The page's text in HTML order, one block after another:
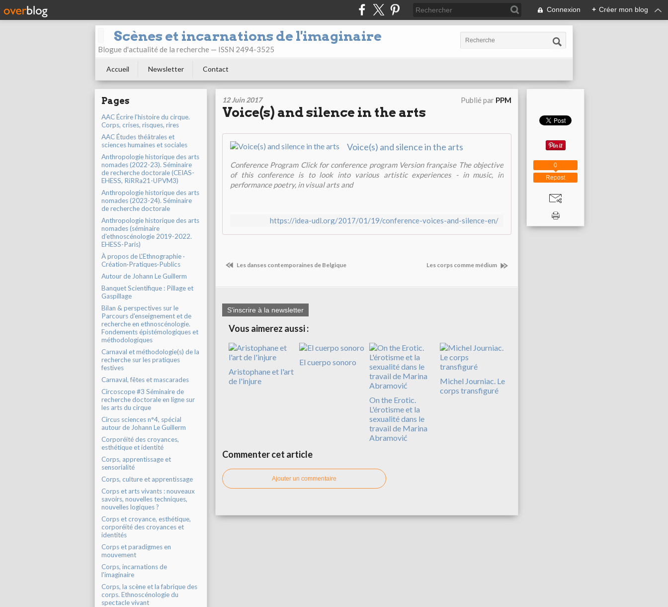
Connexion + Créer mon blog
Scènes et incarnations de l'imaginaire
Blogue d'actualité de la recherche — ISSN 2494-3525
Accueil Newsletter Contact
Pages
AAC Écrire l'histoire du cirque.
Corps, crises, risques, rires
AAC Études théâtrales et
sciences humaines et sociales
Anthropologie historique des arts
nomades (2022-23). Séminaire
de recherche doctorale (CEIAS-
EHESS, RiRRa21-UPVM3)
Anthropologie historique des arts
nomades (2023-24). Séminaire
de recherche doctorale
Anthropologie historique des arts
nomades (séminaire
d'ethnoscénologie 2019-2022.
EHESS-Paris)
À propos de L'Ethnographie ·
Création·Pratiques·Publics
Autour de Johann Le Guillerm
Banquet Scientifique : Pillage et
Gaspillage
Bilan & perspectives sur le
Parcours d'enseignement et de
recherche en ethnoscénologie.
Fondements épistémologiques et
méthodologiques
Carnaval et méthodologie(s) de la
recherche sur les pratiques
festives
Carnaval, fêtes et mascarades
Circoscope #3 Séminaire de
recherche doctorale en ligne sur
les arts du cirque
Circus sciences n°4, spécial
autour de Johann Le Guillerm
Corporéité des croyances,
esthétique et identité
Corps, apprentissage et
sensorialité
Corps, culture et apprentissage
Corps et arts vivants : nouveaux
savoirs, nouvelles techniques,
nouvelles logiques ?
Corps et croyance, esthétique,
corporéité des croyances et
identités
Corps et paradigmes en
mouvement
Corps, incarnations de
l'imaginaire
Corps, la scène et la fabrique des
corps. Ethnoscénologie du
spectacle vivant
12 Juin 2017 Publié par PPM
Voice(s) and silence in the arts
Voice(s) and silence in the arts
Conference Program Click for conference program Version française The objective
of this conference is to look into various artistic experiences - in music, in
performance poetry, in visual arts and
https://idea-udl.org/2017/01/19/conference-voices-and-silence-en/
Les danses contemporaines de Belgique Les corps comme médium
S'inscrire à la newsletter
Vous aimerez aussi :
Aristophane et l'art
de l'injure
El cuerpo sonoro
On the Erotic.
L'érotisme et la
sexualité dans le
travail de Marina
Abramović
Michel Journiac. Le
corps transfiguré
Commenter cet article
Ajouter un commentaire
Repost
0